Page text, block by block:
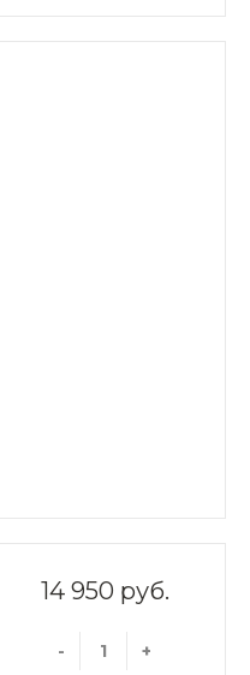
14 950 руб.
- +